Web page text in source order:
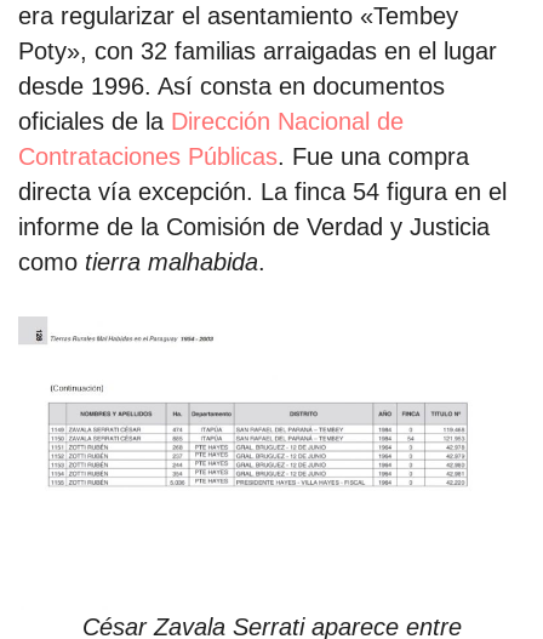
por formato
scrolls
era regularizar el asentamiento «Tembey
Poty», con 32 familias arraigadas en el lugar
desde 1996. Así consta en documentos
oficiales de la Dirección Nacional de
Contrataciones Públicas. Fue una compra
directa vía excepción. La finca 54 figura en el
informe de la Comisión de Verdad y Justicia
como tierra malhabida.
César Zavala Serrati aparece entre